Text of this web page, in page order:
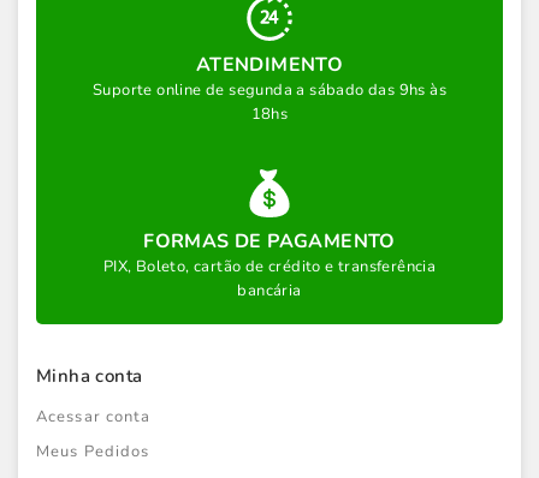
ATENDIMENTO
Suporte online de segunda a sábado das 9hs às
18hs
FORMAS DE PAGAMENTO
PIX, Boleto, cartão de crédito e transferência
bancária
Minha conta
Acessar conta
Meus Pedidos